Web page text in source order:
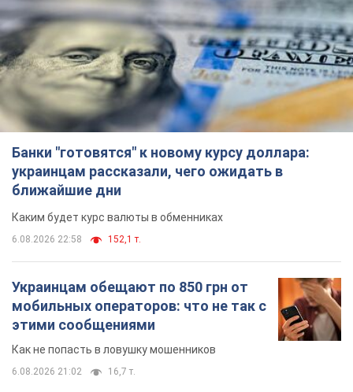
Банки "готовятся" к новому курсу доллара:
украинцам рассказали, чего ожидать в
ближайшие дни
Каким будет курс валюты в обменниках
6.08.2026 22:58 152,1 т.
Украинцам обещают по 850 грн от
мобильных операторов: что не так с
этими сообщениями
Как не попасть в ловушку мошенников
6.08.2026 21:02 16,7 т.